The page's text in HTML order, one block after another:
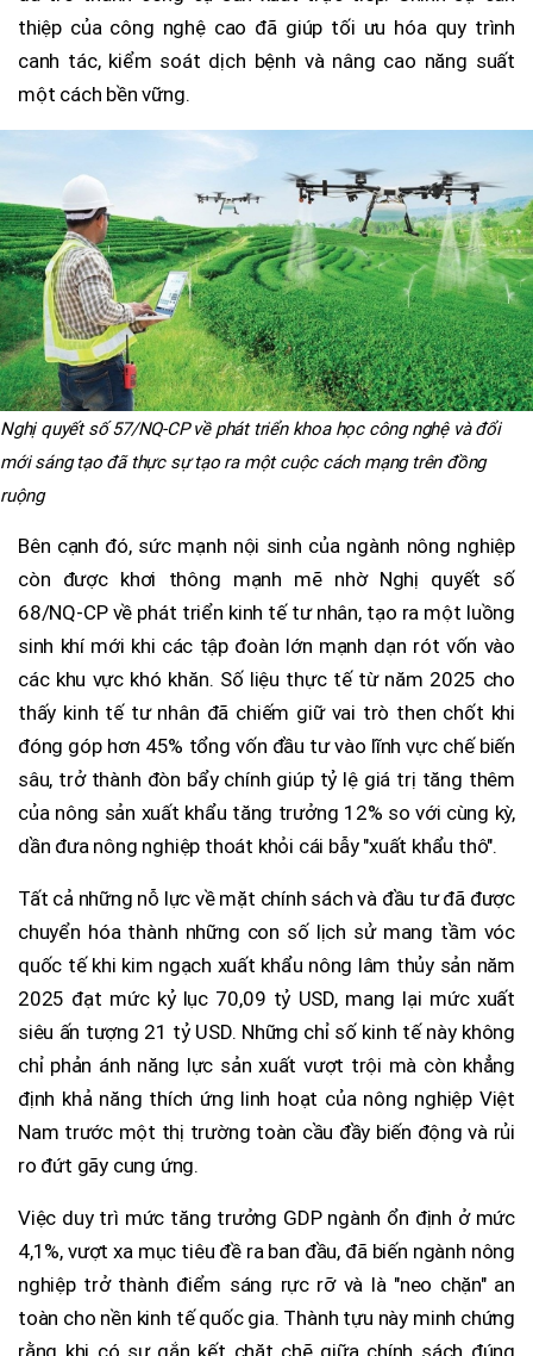
thiệp của công nghệ cao đã giúp tối ưu hóa quy trình
canh tác, kiểm soát dịch bệnh và nâng cao năng suất
một cách bền vững.
Nghị quyết số 57/NQ-CP về phát triển khoa học công nghệ và đổi
mới sáng tạo đã thực sự tạo ra một cuộc cách mạng trên đồng
ruộng
Bên cạnh đó, sức mạnh nội sinh của ngành nông nghiệp
còn được khơi thông mạnh mẽ nhờ Nghị quyết số
68/NQ-CP về phát triển kinh tế tư nhân, tạo ra một luồng
sinh khí mới khi các tập đoàn lớn mạnh dạn rót vốn vào
các khu vực khó khăn. Số liệu thực tế từ năm 2025 cho
thấy kinh tế tư nhân đã chiếm giữ vai trò then chốt khi
đóng góp hơn 45% tổng vốn đầu tư vào lĩnh vực chế biến
sâu, trở thành đòn bẩy chính giúp tỷ lệ giá trị tăng thêm
của nông sản xuất khẩu tăng trưởng 12% so với cùng kỳ,
dần đưa nông nghiệp thoát khỏi cái bẫy "xuất khẩu thô".
Tất cả những nỗ lực về mặt chính sách và đầu tư đã được
chuyển hóa thành những con số lịch sử mang tầm vóc
quốc tế khi kim ngạch xuất khẩu nông lâm thủy sản năm
2025 đạt mức kỷ lục 70,09 tỷ USD, mang lại mức xuất
siêu ấn tượng 21 tỷ USD. Những chỉ số kinh tế này không
chỉ phản ánh năng lực sản xuất vượt trội mà còn khẳng
định khả năng thích ứng linh hoạt của nông nghiệp Việt
Nam trước một thị trường toàn cầu đầy biến động và rủi
ro đứt gãy cung ứng.
Việc duy trì mức tăng trưởng GDP ngành ổn định ở mức
4,1%, vượt xa mục tiêu đề ra ban đầu, đã biến ngành nông
nghiệp trở thành điểm sáng rực rỡ và là "neo chặn" an
toàn cho nền kinh tế quốc gia. Thành tựu này minh chứng
rằng khi có sự gắn kết chặt chẽ giữa chính sách đúng